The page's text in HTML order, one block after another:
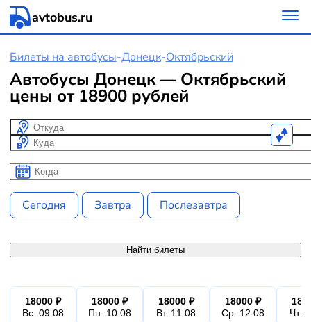
avtobus.ru
Билеты на автобусы-Донецк-Октябрьский
Автобусы Донецк — Октябрьский
цены от 18900 рублей
Откуда
Куда
Когда
Когда
Сегодня Завтра Послезавтра
Найти билеты
18000 ₽
Вс. 09.08
18000 ₽
Пн. 10.08
18000 ₽
Вт. 11.08
18000 ₽
Ср. 12.08
Чт.